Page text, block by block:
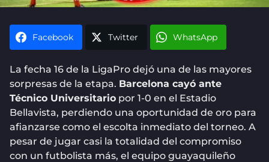
Facebook Twitter WhatsApp
La fecha 16 de la LigaPro dejó una de las mayores
sorpresas de la etapa. Barcelona cayó ante
Técnico Universitario por 1-0 en el Estadio
Bellavista, perdiendo una oportunidad de oro para
afianzarse como el escolta inmediato del torneo. A
pesar de jugar casi la totalidad del compromiso
con un futbolista más, el equipo guayaquileño